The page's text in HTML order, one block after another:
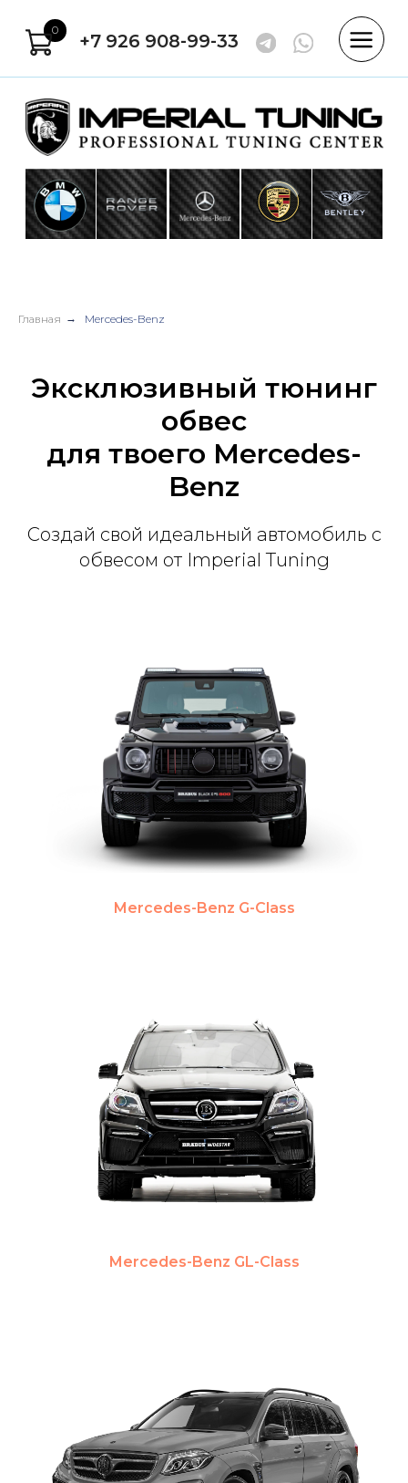
+7 926 908-99-33
Главная → Mercedes-Benz
Эксклюзивный тюнинг
обвес
для твоего Mercedes-
Benz
Создай свой идеальный автомобиль с
обвесом от Imperial Tuning
Mercedes-Benz G-Class
Mercedes-Benz GL-Class